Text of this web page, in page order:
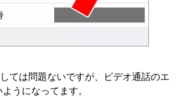
ては問題ないですが、ビデオ通話のエ
うになってます。